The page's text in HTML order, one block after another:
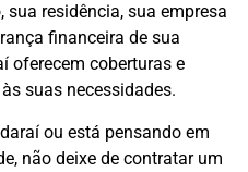
sua residência, sua empresa
financeira de sua
oferecem coberturas e
suas necessidades.
ou está pensando em
não deixe de contratar um